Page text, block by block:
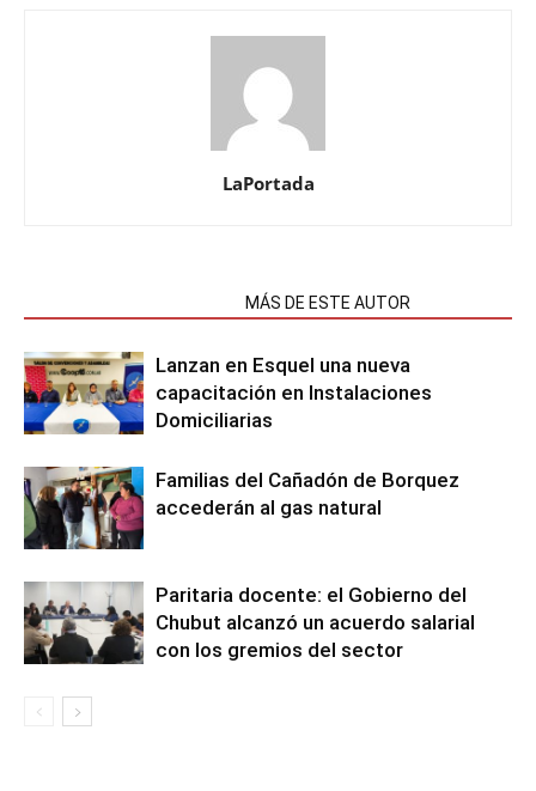
LaPortada
MÁS DE ESTE AUTOR
Lanzan en Esquel una nueva
capacitación en Instalaciones
Domiciliarias
Familias del Cañadón de Borquez
accederán al gas natural
Paritaria docente: el Gobierno del
Chubut alcanzó un acuerdo salarial
con los gremios del sector